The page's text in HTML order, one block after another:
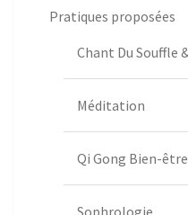
Pratiques proposées
Chant Du Souffle
Méditation
Qi Gong Bien-être
Sophrologie